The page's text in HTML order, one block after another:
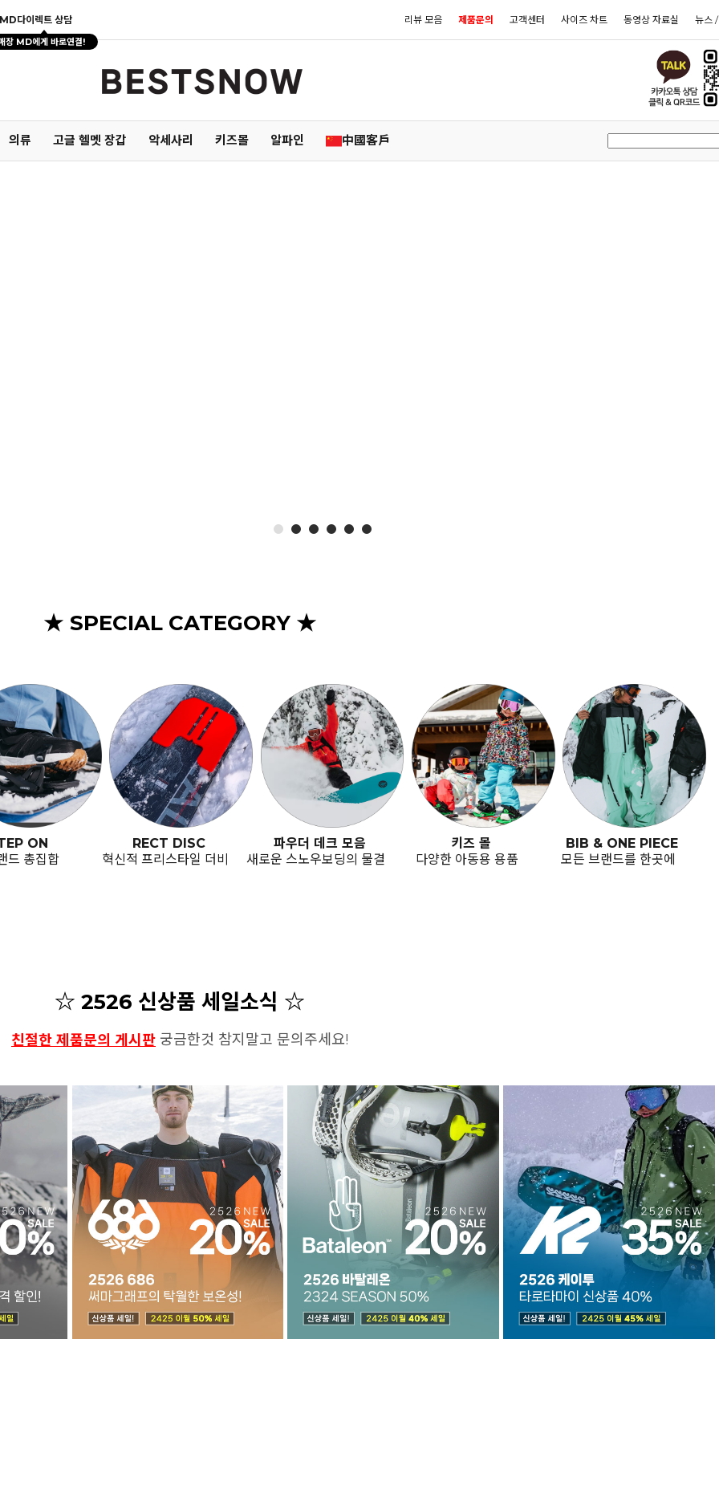
MD다이렉트 상담
장 MD에게 바로연결!
리뷰 모음 제품문의 고객센터 사이즈 차트 동영상 자료실 뉴스
의류 고글 헬멧 장갑 악세사리 키즈몰 알파인 中國客戶
★ SPECIAL CATEGORY ★
ON
드 총집합
RECT DISC
혁신적 프리스타일 더비
파우더 데크 모음
새로운 스노우보딩의 물결
키즈 몰
다양한 아동용 용품
BIB & ONE PIECE
모든 브랜드를 한곳에
☆ 2526 신상품 세일소식 ☆
친절한 제품문의 게시판 궁금한것 참지말고 문의주세요!